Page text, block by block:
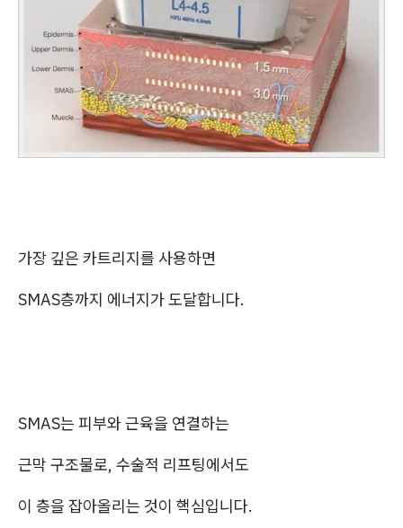
가장 깊은 카트리지를 사용하면
SMAS층까지 에너지가 도달합니다.
SMAS는 피부와 근육을 연결하는
근막 구조물로, 수술적 리프팅에서도
이 층을 잡아올리는 것이 핵심입니다.